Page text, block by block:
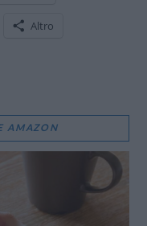
Altro
AMAZON